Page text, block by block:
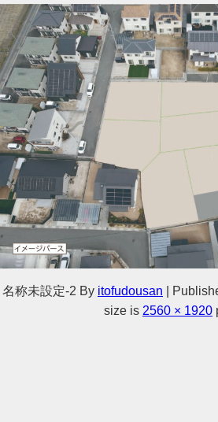
名称未設定-2 By itofudousan
size is 2560 × 1920